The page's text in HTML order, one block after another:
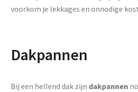
voorkom je lekkages en onnodige
Dakpannen
Bij een hellend dak zijn dakpannen